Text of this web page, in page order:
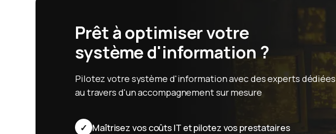
Prêt à optimiser votre
système d'information ?
Pilotez votre système d'information avec des experts dédiées
au travers d'un accompagnement sur mesure
✓ Maîtrisez vos coûts IT et pilotez vos prestataires